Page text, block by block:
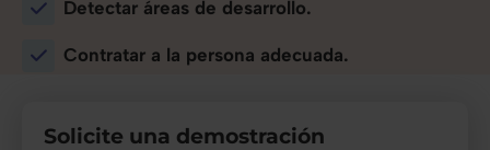
Detectar áreas de desarrollo.
Contratar a la persona adecuada.
Solicite una demostración